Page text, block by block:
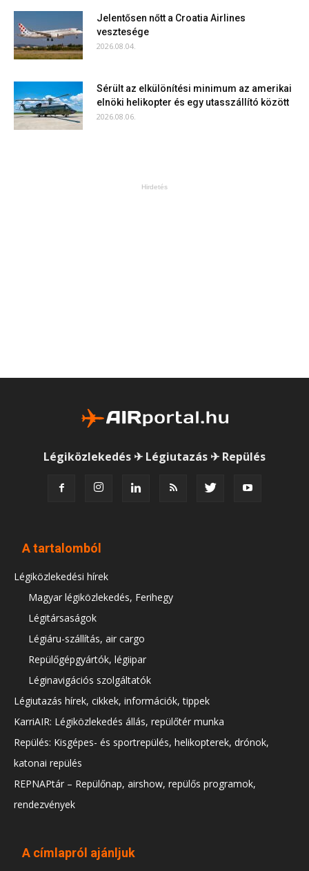
Jelentősen nőtt a Croatia Airlines
vesztesége
2026.08.04.
Sérült az elkülönítési minimum az amerikai
elnöki helikopter és egy utasszállító között
2026.08.06.
Hirdetés
Légiközlekedés ✈ Légiutazás ✈ Repülés
A tartalomból
Légiközlekedési hírek
Magyar légiközlekedés, Ferihegy
Légitársaságok
Légiáru-szállítás, air cargo
Repülőgépgyártók, légiipar
Léginavigációs szolgáltatók
Légiutazás hírek, cikkek, információk, tippek
KarriAIR: Légiközlekedés állás, repülőtér munka
Repülés: Kisgépes- és sportrepülés, helikopterek, drónok,
katonai repülés
REPNAPtár – Repülőnap, airshow, repülős programok,
rendezvények
A címlapról ajánljuk